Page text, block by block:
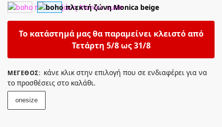
Το κατάστημά μας θα παραμείνει κλειστό από
Τετάρτη 5/8 ως 31/8
ΜΈΓΕΘΟΣ: κάνε κλικ στην επιλογή που σε ενδιαφέρει για να
το προσθέσεις στο καλάθι.
onesize